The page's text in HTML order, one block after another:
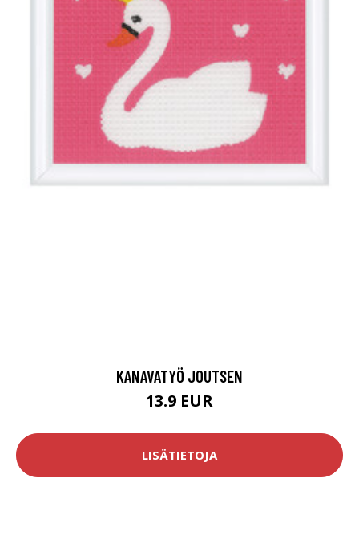
KANAVATYÖ JOUTSEN
13.9 EUR
LISÄTIETOJA